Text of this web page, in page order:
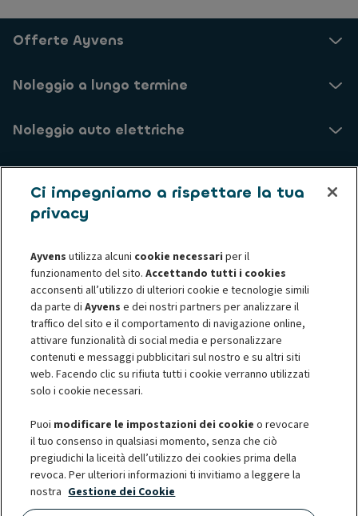
Offerte Ayvens
Noleggio a lungo termine
Noleggio auto elettriche
Assistenza Clienti
Chi siamo
Informative privacy
Informativa sui cookie
Privacy - Diritti degli interessati
Termini e Condizioni
Société Générale
Accessibilità digitale
Risoluzione Controversie
Corporate Governance
© 2026 Ayvens è uno dei leader globali nella mobilità sostenibile,
impegnato a migliorare la qualità della vita dei propri clienti, dalle grandi
aziende nazionali, internazionali e PMI sino ai professionisti e ai privati. Il
Ci impegniamo a rispettare la tua
privacy
Ayvens utilizza alcuni cookie necessari per il
funzionamento del sito.Accettando tutti i cookies
acconsenti all’utilizzo di ulteriori cookie e tecnologie simili
da parte diAyvens e dei nostri partners per analizzare il
traffico del sito e il comportamento di navigazione online,
attivare funzionalità di social media e personalizzare
contenuti e messaggi pubblicitari sul nostro e su altri siti
web. Facendo clic su rifiuta tutti i cookie verranno utilizzati
solo i cookie necessari.
Puoi modificare le impostazioni dei cookie o revocare
il tuo consenso in qualsiasi momento, senza che ciò
pregiudichi la liceità dell’utilizzo dei cookies prima della
revoca. Per ulteriori informazioni ti invitiamo a leggere la
nostra Gestione dei Cookie